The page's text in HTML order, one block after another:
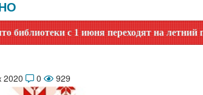
с 1 июня переходят на летний график
2020 0 929